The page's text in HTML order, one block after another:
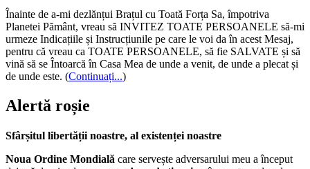
Înainte de a-mi dezlănțui Brațul cu Toată Forța Sa, împotriva
Planetei Pământ, vreau să INVITEZ TOATE PERSOANELE să-mi
urmeze Indicațiile și Instrucțiunile pe care le voi da în acest Mesaj,
pentru că vreau ca TOATE PERSOANELE, să fie SALVATE și să
vină să se Întoarcă în Casa Mea de unde a venit, de unde a plecat și
de unde este. (Continuați...)
Alertă roșie
Sfârșitul libertății noastre, al existenței noastre
Noua Ordine Mondială care servește adversarului meu a început